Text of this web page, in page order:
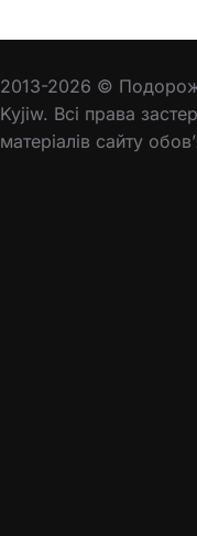
2013-2026 ©
Kyjiw. Всі права
матеріалів сайту